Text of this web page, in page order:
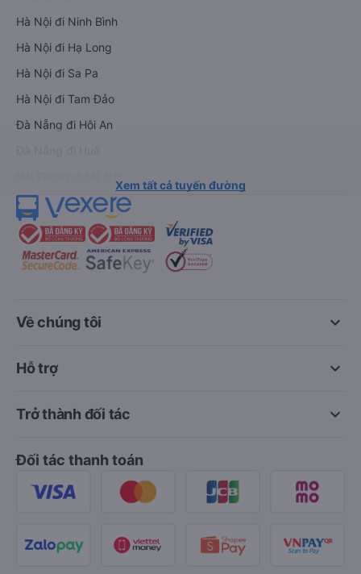
Hà Nội đi Ninh Bình
Hà Nội đi Hạ Long
Hà Nội đi Sa Pa
Hà Nội đi Tam Đảo
Đà Nẵng đi Hội An
Xem tất cả tuyến đường
keyboard_arrow_down
Về chúng tôi
keyboard_arrow_down
Hỗ trợ
keyboard_arrow_down
Trở thành đối tác
Đối tác thanh toán